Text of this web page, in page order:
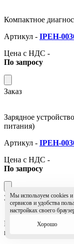
Компактное
Артикул - IPEH-
Цена с НДС -
По запросу
Заказ
Зарядное
питания)
Артикул - IPEH-
Цена с НДС -
По запросу
Заказ
Портативное
источником
Мы используем cookies и
сервисов и удобства
настройках своего
Хорошо